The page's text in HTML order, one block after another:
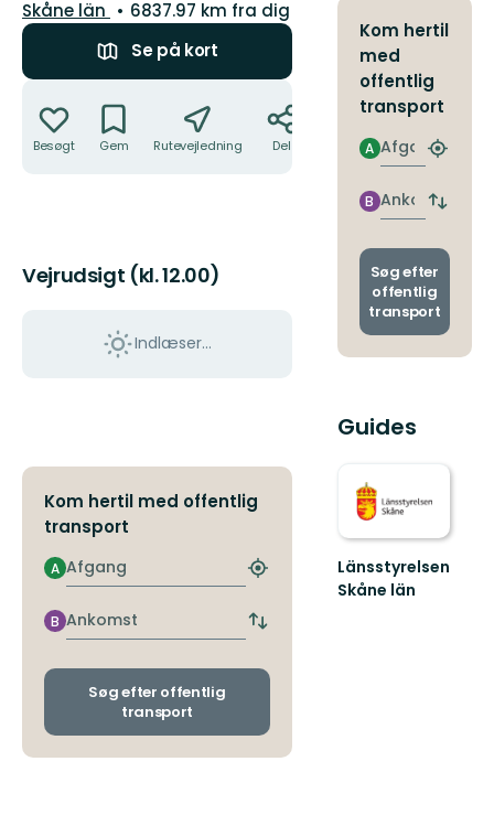
Amt:
Skåne län
6837.97 km fra dig
Se på kort
Besøgt Gem Rutevejledning Del
Vejrudsigt (kl. 12.00)
Indlæser...
Kom hertil med offentlig
transport
Afgang
A
Find
nærmeste
stoppested
Ankomst
B
Skift
og
Søg efter offentlig
transport
Kom hertil
med
offentlig
transport
Afgang
A
Find
Ankomst
B
Skift
og
Søg efter
offentlig
transport
Guides
Länsstyrelsen
Skåne län